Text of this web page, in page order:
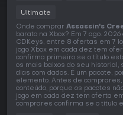
Ultimate
Onde comprar Assassin's
barato na Xbox? Em 7 ago.
CDKeys, entre 8 ofertas em 7
jogo Xbox em cada dez tem
confirma primeiro se o título
os mais baixos do seu historial,
dias com dados. É um pacote,
elemento. Antes de
conteúdo, porque os pacotes
jogo em cada dez tem oferta
comprares confirma se o título